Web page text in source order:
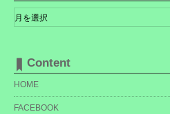
ー
カ
Content
HOME
FACEBOOK